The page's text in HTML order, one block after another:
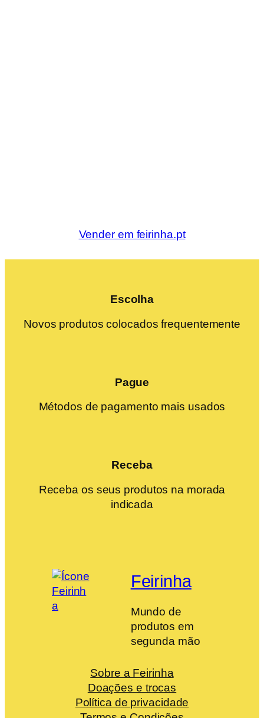
Vender em feirinha.pt
Escolha
Novos produtos colocados frequentemente
Pague
Métodos de pagamento mais usados
Receba
Receba os seus produtos na morada
indicada
Feirinha
Mundo de
produtos em
segunda mão
Sobre a Feirinha
Doações e trocas
Política de privacidade